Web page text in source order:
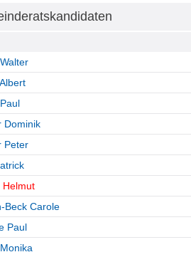
Dominik
Peter
Helmut
Beck Carole
Paul